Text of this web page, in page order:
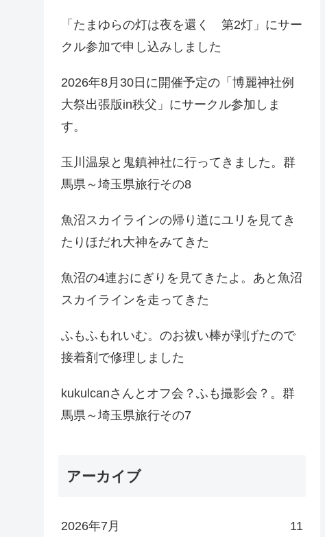
「たまゆらの灯は夜を還く 第2灯」にサー
クル参加で申し込みしました
2026年8月30日に開催予定の「博麗神社例
大祭出張版in秩父」にサークル参加しま
す。
玉川温泉と鬼鎮神社に行ってきました。群
馬県～埼玉県旅行その8
魚沼スカイラインの帰り道にユリを見てき
たりほだれ大神をみてきた
魚沼の4連おにぎりを見てきたよ。あと魚沼
スカイラインを走ってきた
ふもふもれいむ。のお祓い棒が剥げたので
接着剤で修理しました
kukulcanさんとオフ会？ふも撮影会？。群
馬県～埼玉県旅行その7
アーカイブ
2026年7月 11